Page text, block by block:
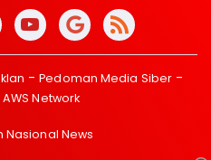
Pedoman Media Siber
AWS Network
Nasional News